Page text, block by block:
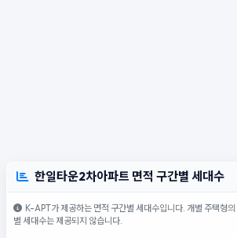
한일타운2차아파트 면적 구간별 세대수
K-APT가 제공하는 면적 구간별 세대수입니다. 개별 주택형
별 세대수는 제공되지 않습니다.